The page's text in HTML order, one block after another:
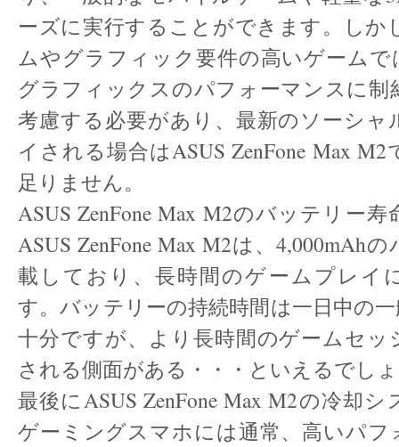
ーズに実行することができます。しか
ムやグラフィック要件の高いゲームで
グラフィックスのパフォーマンスに制
考慮する必要があり、最新のソーシャ
イされる場合はASUS ZenFone Max
足りません。
ASUS ZenFone Max M2のバッテリー
ASUS ZenFone Max M2は、4,000mAh
載しており、長時間のゲームプレイ
す。バッテリーの持続時間は一日中の
十分ですが、より長時間のゲームセッ
される側面がある・・・といえるでし
最後にASUS ZenFone Max M2の冷却
ゲーミングスマホには通常、高いパフ